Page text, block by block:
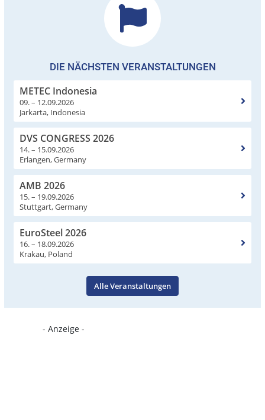
DIE NÄCHSTEN VERANSTALTUNGEN
METEC Indonesia
09. – 12.09.2026
Jarkarta, Indonesia
DVS CONGRESS 2026
14. – 15.09.2026
Erlangen, Germany
AMB 2026
15. – 19.09.2026
Stuttgart, Germany
EuroSteel 2026
16. – 18.09.2026
Krakau, Poland
Alle Veranstaltungen
- Anzeige -